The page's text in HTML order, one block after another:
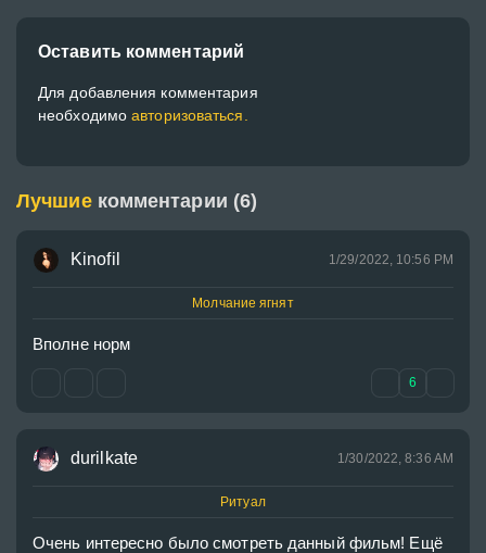
Оставить комментарий
Для добавления комментария
необходимоавторизоваться.
Лучшие комментарии (6)
Kinofil 1/29/2022, 10:56 PM
Молчание ягнят
Вполне норм
6
durilkate 1/30/2022, 8:36 AM
Ритуал
Очень интересно было смотреть данный фильм! Ещё